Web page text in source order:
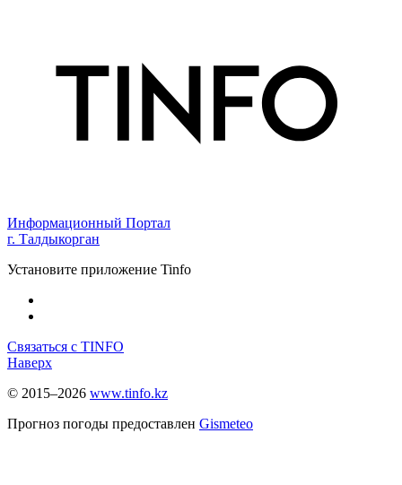
Информационный Портал
г. Талдыкорган
Установите приложение Tinfo
Связаться с TINFO
Наверх
© 2015–2026 www.tinfo.kz
Прогноз погоды предоставлен Gismeteo